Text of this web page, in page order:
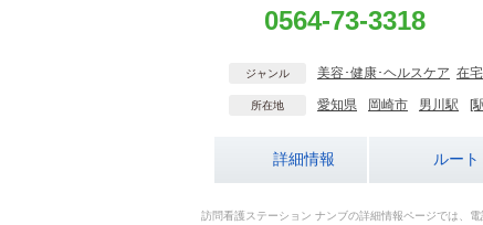
0564-73-3318
ジャンル 美容･健康･ヘルスケア 在
所在地 愛知県 岡崎市 男川駅 [
詳細情報 ルート
訪問看護ステーション ナンブの詳細情報ページでは、